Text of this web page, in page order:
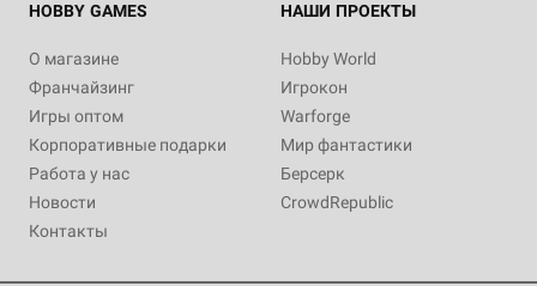
HOBBY GAMES
О магазине
Франчайзинг
Игры оптом
Корпоративные подарки
Работа у нас
Новости
Контакты
НАШИ ПРОЕКТЫ
Hobby World
Игрокон
Warforge
Мир фантастики
Берсерк
CrowdRepublic